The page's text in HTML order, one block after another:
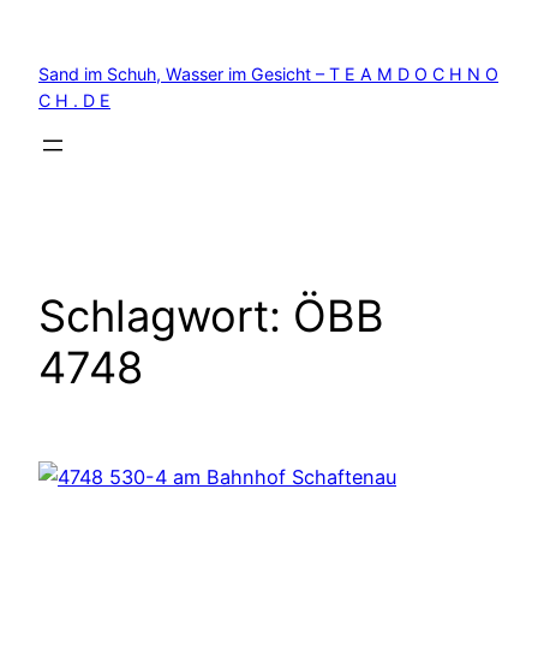
springen
Sand im Schuh, Wasser im Gesicht – T E A M D O C H N O
C H . D E
Schlagwort: ÖBB
4748